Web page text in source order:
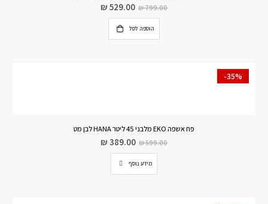
₪799.00
₪ 529.00
הוספה לסל
-35%
פח אשפה EKO מלבני 45 ליטר HANA לבן מט
₪599.00
₪ 389.00
מידע נוסף